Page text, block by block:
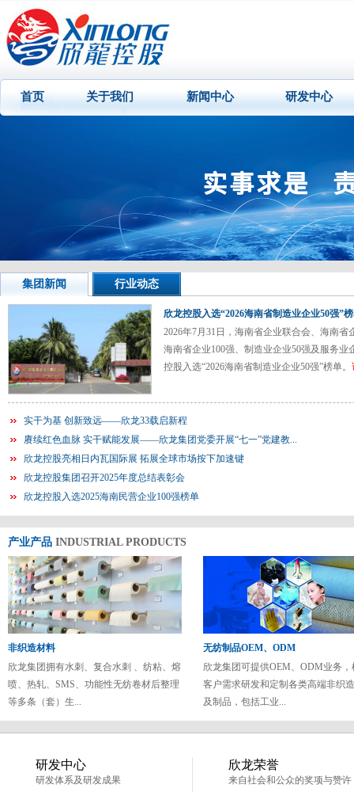
首页 关于我们 新闻中心 研发中心
集团新闻 行业动态
欣龙控股入选“2026海南省制造业企业50强”
2026年7月31日，海南省企业联合会、海南省
海南省企业100强、制造业企业50强及服务业
控股入选“2026海南省制造业企业50强”榜单。
实干为基 创新致远——欣龙33载启新程
赓续红色血脉 实干赋能发展——欣龙集团党委开展“七一”党建教...
欣龙控股亮相日内瓦国际展 拓展全球市场按下加速键
欣龙控股集团召开2025年度总结表彰会
欣龙控股入选2025海南民营企业100强榜单
产业产品 INDUSTRIAL PRODUCTS
非织造材料
欣龙集团拥有水刺、复合水刺 、纺粘、熔
喷、热轧、SMS、功能性无纺卷材后整理
等多条（套）生...
无纺制品OEM、ODM
欣龙集团可提供OEM、ODM业务，
客户需求研发和定制各类高端非织
及制品，包括工业...
研发中心
研发体系及研发成果
欣龙荣誉
来自社会和公众的奖项与赞许